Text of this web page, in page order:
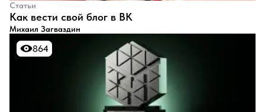
Статьи
​Как вести свой блог в ВК
Михаил Загваздин
864
864